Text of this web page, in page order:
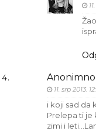
Anonimno
11. srp 2013.
i koji sad da
Prelepa ti je
zimi i